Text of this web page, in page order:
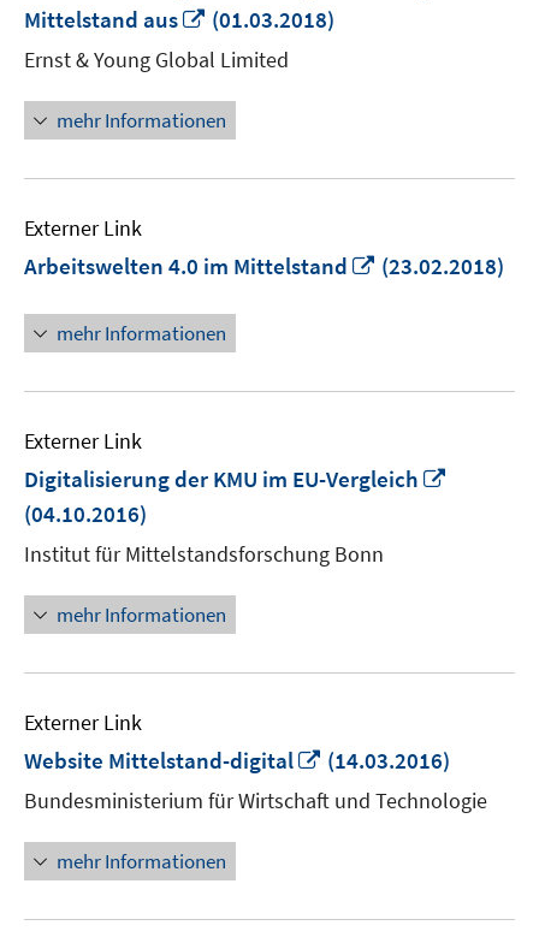
Mittelstand aus
In
neuem
Fenster
öffnen
(01.03.2018)
Ernst & Young Global Limited
mehr Informationen
Externer Link
Arbeitswelten 4.0 im Mittelstand
In
(23.02.2018)
mehr Informationen
Externer Link
Digitalisierung der KMU im EU-Vergleich
(04.10.2016)
Institut für Mittelstandsforschung Bonn
mehr Informationen
Externer Link
Website Mittelstand-digital
In
neuem
Fenster
(14.03.2016)
Bundesministerium für Wirtschaft und Technologie
mehr Informationen